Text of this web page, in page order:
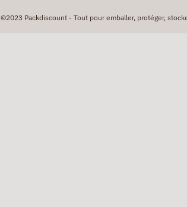
©2023 Packdiscount - Tout pour emballer, protéger,